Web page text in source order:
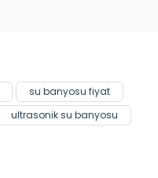
su banyosu fiyat
ultrasonik su banyosu